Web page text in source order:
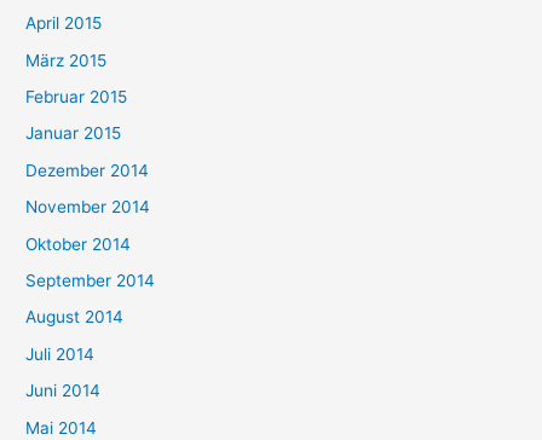
April 2015
März 2015
Februar 2015
Januar 2015
Dezember 2014
November 2014
Oktober 2014
September 2014
August 2014
Juli 2014
Juni 2014
Mai 2014